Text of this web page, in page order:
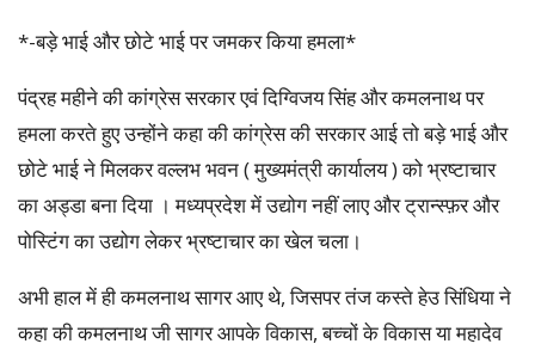
*-बड़े भाई और छोटे भाई पर जमकर किया हमला*
पंद्रह महीने की कांग्रेस सरकार एवं दिग्विजय सिंह और कमलनाथ पर
हमला करते हुए उन्होंने कहा की कांग्रेस की सरकार आई तो बड़े भाई और
छोटे भाई ने मिलकर वल्लभ भवन ( मुख्यमंत्री कार्यालय ) को भ्रष्टाचार
का अड्डा बना दिया । मध्यप्रदेश में उद्योग नहीं लाए और ट्रान्स्फ़र और
पोस्टिंग का उद्योग लेकर भ्रष्टाचार का खेल चला।
अभी हाल में ही कमलनाथ सागर आए थे, जिसपर तंज कस्ते हेउ सिंधिया ने
कहा की कमलनाथ जी सागर आपके विकास, बच्चों के विकास या महादेव